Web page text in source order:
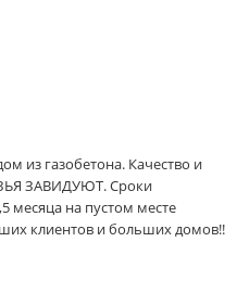
из газобетона. Качество и
ЗАВИДУЮТ. Сроки
месяца на пустом месте
клиентов и больших домов!!